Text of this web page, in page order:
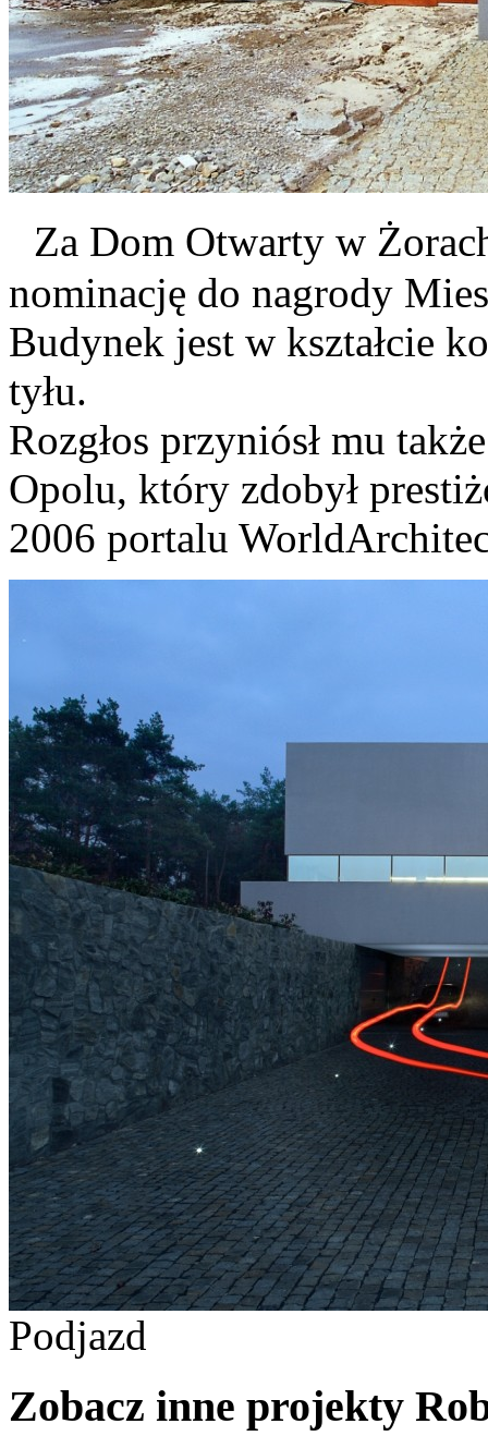
Za Dom Otwarty w
nominację do nagrody
Budynek jest w kształcie
tyłu.
Rozgłos przyniósł mu
Opolu, który zdobył
2006 portalu
Podjazd
Zobacz inne projekty